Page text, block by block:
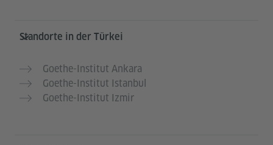
Service- und Informationsbereich
Standorte in der Türkei
Goethe-Institut Ankara
Goethe-Institut Istanbul
Goethe-Institut Izmir